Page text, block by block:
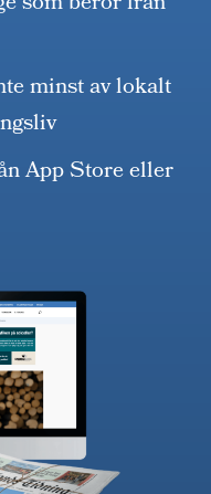
minst av lokalt
App Store eller